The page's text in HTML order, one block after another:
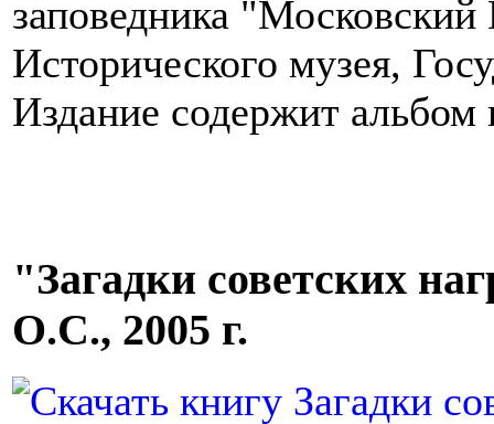
заповедника
Исторического музея,
Издание содержит
"Загадки советских
О.С., 2005 г.